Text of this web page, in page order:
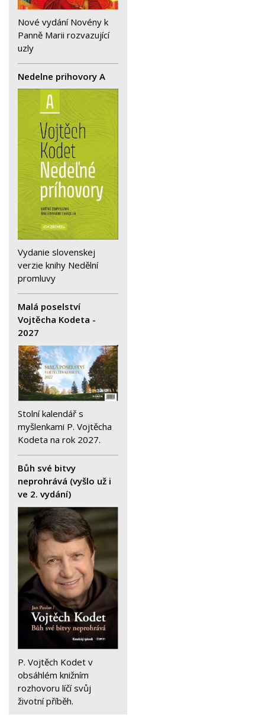
Nové vydání Novény k
Panně Marii rozvazující
uzly
Nedelne prihovory A
Vydanie slovenskej
verzie knihy Nedělní
promluvy
Malá poselství
Vojtěcha Kodeta -
2027
Stolní kalendář s
myšlenkami P. Vojtěcha
Kodeta na rok 2027.
Bůh své bitvy
neprohrává (vyšlo už i
ve 2. vydání)
P. Vojtěch Kodet v
obsáhlém knižním
rozhovoru líčí svůj
životní příběh.